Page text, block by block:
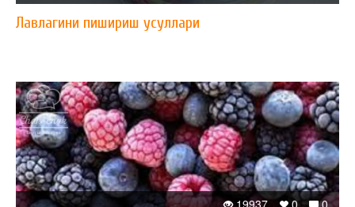
Лавлагини пишириш усуллари
0
0
19937